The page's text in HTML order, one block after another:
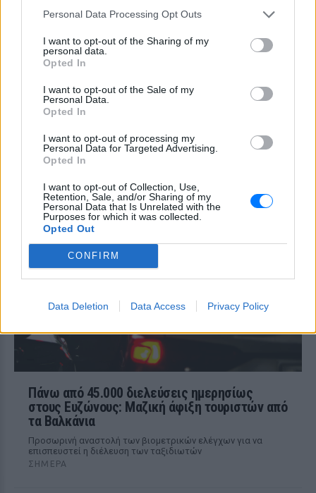
Personal Data Processing Opt Outs
I want to opt-out of the Sharing of my
personal data.
Opted In
I want to opt-out of the Sale of my
Personal Data.
Opted In
I want to opt-out of processing my
Personal Data for Targeted Advertising.
Opted In
I want to opt-out of Collection, Use,
Retention, Sale, and/or Sharing of my
Personal Data that Is Unrelated with the
Purposes for which it was collected.
Opted Out
CONFIRM
Data Deletion Data Access Privacy Policy
Οι πρώτες πληροφορίες από την
Θρήνος για τον Λιονέλ Μέσι:
ΣΉΜΕΡΑ
σε ηλικία 68 ετών.
του πατέρα έχει εξαπλωθεί
στα οστά» – Η χάρη, ο εθισμός
και το ντιμπέιτ
«Σοκαρίστηκα. Ήξερα ότι κάτι δεν
Πάνω από 45.000 διελεύσεις ημερησίως
στους Ευζώνους: Μαζική άφιξη τουριστών από
τα Βαλκάνια
Προσωρινή αναστολή των βιομετρικών ελέγχων για να
επισπευστεί η διέλευση των ταξιδιωτών
ΣΉΜΕΡΑ